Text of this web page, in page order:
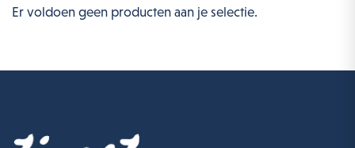
Er voldoen geen producten aan je selectie.